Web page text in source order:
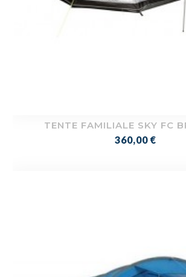
TENTE FAMILIALE SKY FC
Prix
360,00 €